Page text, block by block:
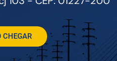
CHEGAR